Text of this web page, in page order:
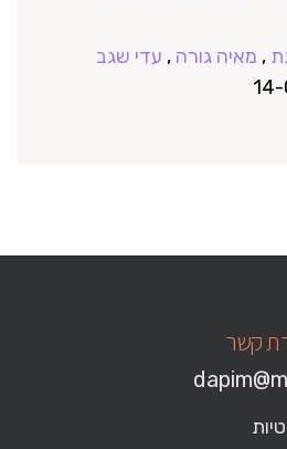
, מאיה גורה , עדי שגב
קשר